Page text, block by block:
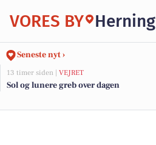
VORES BY Herning
Seneste nyt ›
13 timer siden | VEJRET
Sol og lunere greb over dagen